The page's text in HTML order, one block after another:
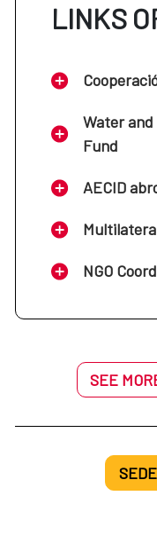
LINKS
Water
Fund
AECID
NGO
SEE